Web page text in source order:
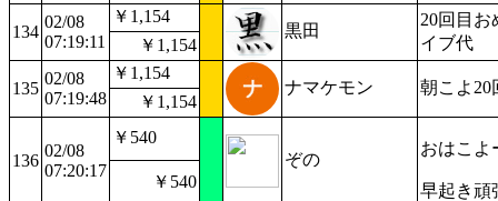
134
02/08
07:19:11
￥1,154
黒田
20回目
イブ代
￥1,154
135
02/08
07:19:48
￥1,154
ナマケモン 朝こよ20
￥1,154
136
02/08
07:20:17
￥540
ぞの
おはこよ
早起き頑
￥540